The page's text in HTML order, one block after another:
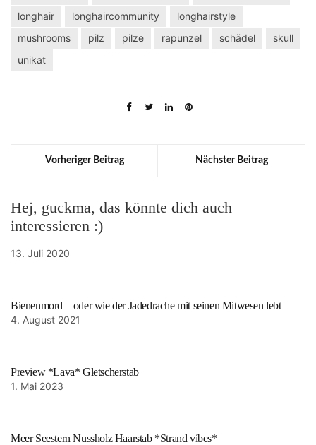
longhair longhaircommunity
longhairstyle
mushrooms
pilz pilze rapunzel schädel
skull
unikat
Vorheriger Beitrag Nächster Beitrag
Hej, guckma, das könnte dich auch
interessieren :)
13. Juli 2020
Bienenmord – oder wie der Jadedrache mit seinen Mitwesen lebt
4. August 2021
Preview *Lava* Gletscherstab
1. Mai 2023
Meer Seestern Nussholz Haarstab *Strand vibes*